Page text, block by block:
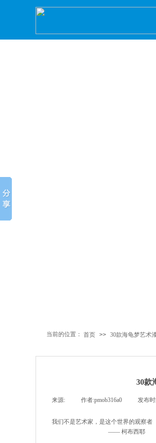
当前的位置： 首页 >> 30款海龟梦艺术
30款
来源: 作者:pmob316a0 发布
我们不是艺术家，是这个世界的观察者
—— 柯布西耶